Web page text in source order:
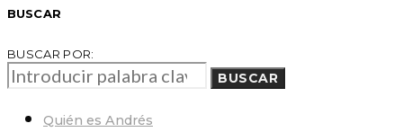
BUSCAR
BUSCAR POR:
BUSCAR
Quién es Andrés